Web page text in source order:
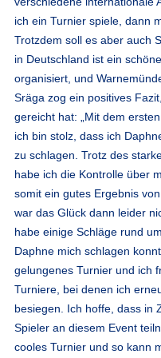
ich ein Turnier spiele, dann
Trotzdem soll es aber auch
in Deutschland ist ein
organisiert, und
Sräga zog ein positives
gereicht hat: „Mit dem
ich bin stolz, dass ich
zu schlagen. Trotz des
habe ich die Kontrolle über
somit ein gutes Ergebnis
war das Glück dann leider
habe einige Schläge rund
Daphne mich schlagen
gelungenes Turnier und ich
Turniere, bei denen ich
besiegen. Ich hoffe, dass in
Spieler an diesem Event
cooles Turnier und so kann